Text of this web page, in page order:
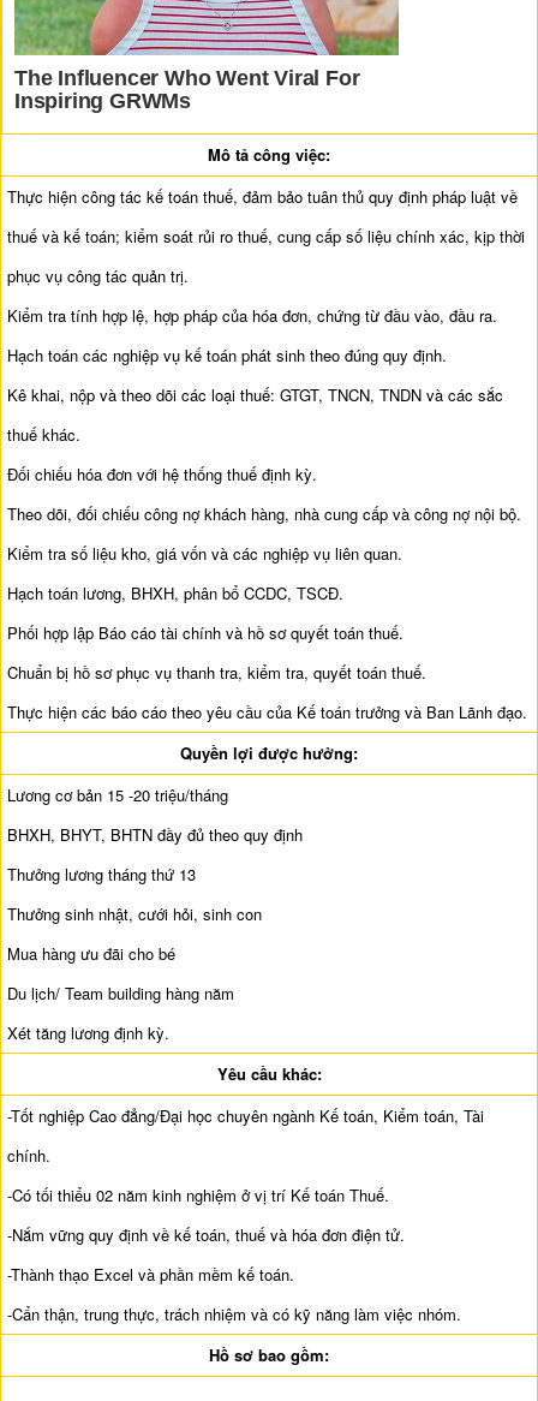
Mô tả công việc:
Thực hiện công tác kế toán thuế, đảm bảo tuân thủ quy định pháp luật về
thuế và kế toán; kiểm soát rủi ro thuế, cung cấp số liệu chính xác, kịp thời
phục vụ công tác quản trị.
Kiểm tra tính hợp lệ, hợp pháp của hóa đơn, chứng từ đầu vào, đầu ra.
Hạch toán các nghiệp vụ kế toán phát sinh theo đúng quy định.
Kê khai, nộp và theo dõi các loại thuế: GTGT, TNCN, TNDN và các sắc
thuế khác.
Đối chiếu hóa đơn với hệ thống thuế định kỳ.
Theo dõi, đối chiếu công nợ khách hàng, nhà cung cấp và công nợ nội bộ.
Kiểm tra số liệu kho, giá vốn và các nghiệp vụ liên quan.
Hạch toán lương, BHXH, phân bổ CCDC, TSCĐ.
Phối hợp lập Báo cáo tài chính và hồ sơ quyết toán thuế.
Chuẩn bị hồ sơ phục vụ thanh tra, kiểm tra, quyết toán thuế.
Thực hiện các báo cáo theo yêu cầu của Kế toán trưởng và Ban Lãnh đạo.
Quyền lợi được hưởng:
Lương cơ bản 15 -20 triệu/tháng
BHXH, BHYT, BHTN đầy đủ theo quy định
Thưởng lương tháng thứ 13
Thưởng sinh nhật, cưới hỏi, sinh con
Mua hàng ưu đãi cho bé
Du lịch/ Team building hàng năm
Xét tăng lương định kỳ.
Yêu cầu khác:
-Tốt nghiệp Cao đẳng/Đại học chuyên ngành Kế toán, Kiểm toán, Tài
chính.
-Có tối thiểu 02 năm kinh nghiệm ở vị trí Kế toán Thuế.
-Nắm vững quy định về kế toán, thuế và hóa đơn điện tử.
-Thành thạo Excel và phần mềm kế toán.
-Cẩn thận, trung thực, trách nhiệm và có kỹ năng làm việc nhóm.
Hồ sơ bao gồm: